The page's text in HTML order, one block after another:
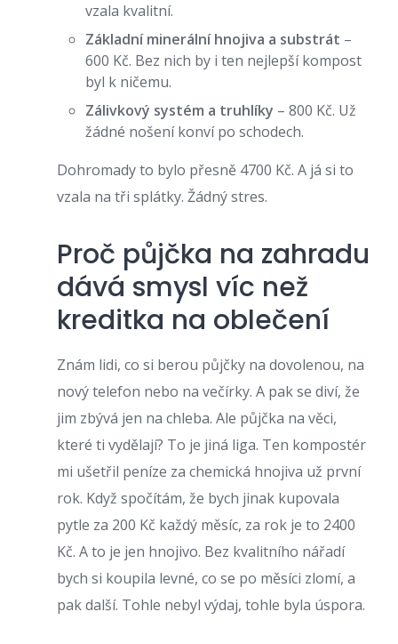
vzala kvalitní.
Základní minerální hnojiva a substrát –
600 Kč. Bez nich by i ten nejlepší kompost
byl k ničemu.
Zálivkový systém a truhlíky – 800 Kč. Už
žádné nošení konví po schodech.
Dohromady to bylo přesně 4700 Kč. A já si to
vzala na tři splátky. Žádný stres.
Proč půjčka na zahradu
dává smysl víc než
kreditka na oblečení
Znám lidi, co si berou půjčky na dovolenou, na
nový telefon nebo na večírky. A pak se diví, že
jim zbývá jen na chleba. Ale půjčka na věci,
které ti vydělají? To je jiná liga. Ten kompostér
mi ušetřil peníze za chemická hnojiva už první
rok. Když spočítám, že bych jinak kupovala
pytle za 200 Kč každý měsíc, za rok je to 2400
Kč. A to je jen hnojivo. Bez kvalitního nářadí
bych si koupila levné, co se po měsíci zlomí, a
pak další. Tohle nebyl výdaj, tohle byla úspora.